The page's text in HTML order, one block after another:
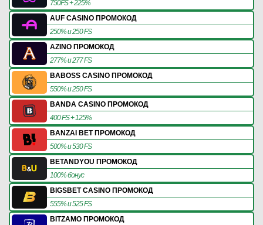
750FS + 225%
AUF CASINO ПРОМОКОД
250% и 250 FS
AZINO ПРОМОКОД
277% и 277 FS
BABOSS CASINO ПРОМОКОД
550% и 250 FS
BANDA CASINO ПРОМОКОД
400 FS + 125%
BANZAI BET ПРОМОКОД
500% и 530 FS
BETANDYOU ПРОМОКОД
100% бонус
BIGSBET CASINO ПРОМОКОД
555% и 525 FS
BITZAMO ПРОМОКОД